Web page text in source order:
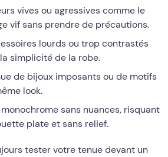
vives ou agressives comme le
vif sans prendre de précautions.
lourds ou trop contrastés
simplicité de la robe.
de bijoux imposants ou de motifs
look.
sans nuances, risquant
plate et sans relief.
tester votre tenue devant un